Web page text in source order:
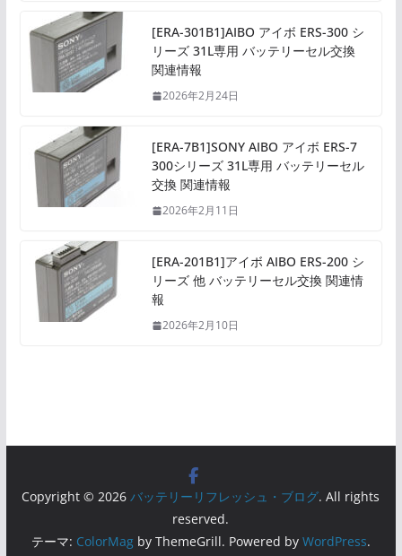
[ERA-301B1]AIBO アイボ ERS-300 シ
リーズ 31L専用 バッテリーセル交換
関連情報
2026年2月24日
[ERA-7B1]SONY AIBO アイボ ERS-7
300シリーズ 31L専用 バッテリーセル
交換 関連情報
2026年2月11日
[ERA-201B1]アイボ AIBO ERS-200 シ
リーズ 他 バッテリーセル交換 関連情
報
2026年2月10日
Copyright © 2026バッテリーリフレッシュ・ブログ. All rights
reserved.
テーマ: ColorMagby ThemeGrill. Powered by WordPress.